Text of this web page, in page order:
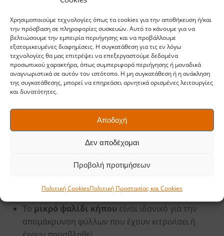
Χρησιμοποιούμε τεχνολογίες όπως τα cookies για την αποθήκευση ή/και
την πρόσβαση σε πληροφορίες συσκευών. Αυτό το κάνουμε για να
βελτιώσουμε την εμπειρία περιήγησης και να προβάλλουμε
εξατομικευμένες διαφημίσεις. Η συγκατάθεση για τις εν λόγω
τεχνολογίες θα μας επιτρέψει να επεξεργαστούμε δεδομένα
προσωπικού χαρακτήρα, όπως συμπεριφορά περιήγησης ή μοναδικά
αναγνωριστικά σε αυτόν τον ιστότοπο. Η μη συγκατάθεση ή η ανάκληση
της συγκατάθεσης, μπορεί να επηρεάσει αρνητικά ορισμένες λειτουργίες
και δυνατότητες.
Αποδοχή
Δεν αποδέχομαι
Προβολή προτιμήσεων
Πολιτική CookiesΠολιτική Προστασίας και Cookies
Αποστράγγιση: Το έδαφος δεν πρέπει να λιμνάζει.
Αν είναι βαρύ, αναμείξτε με κομπόστ ή άμμο.
Προσβασιμότητα: Φτιάξτε διαδρόμους ή
πατήματα για εύκολη μετακίνηση και περιποίηση.
Κατηγοριοποίηση: Ομαδοποιήστε φυτά ανά
οικογένεια ή απαιτήσεις (π.χ. όλα τα καρποφόρα
μαζί).
προσφέρει εργαλεία που βοηθούν όχι μόνο
στηφύτευση, αλλά και στηνεποχική φροντίδαπου
ακολουθεί. Για παράδειγμα:
σκαλιστήριείναι απαραίτητο για τον αερισμό
ρίζες.
Το μικρό ψαλίδι κήπου είναι ιδανικό για την
απομάκρυνση φύλλων που έχουν κιτρινίσει ή